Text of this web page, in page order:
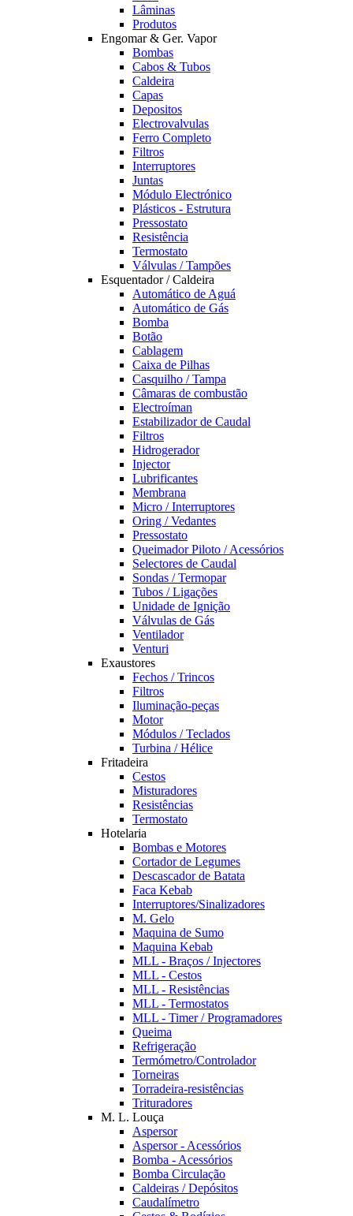
Lâminas
Produtos
Engomar & Ger. Vapor
Bombas
Cabos & Tubos
Caldeira
Capas
Depositos
Electrovalvulas
Ferro Completo
Filtros
Interruptores
Juntas
Módulo Electrónico
Plásticos - Estrutura
Pressostato
Resistência
Termostato
Válvulas / Tampões
Esquentador / Caldeira
Automático de Aguá
Automático de Gás
Bomba
Botão
Cablagem
Caixa de Pilhas
Casquilho / Tampa
Câmaras de combustão
Electroíman
Estabilizador de Caudal
Filtros
Hidrogerador
Injector
Lubrificantes
Membrana
Micro / Interruptores
Oring / Vedantes
Pressostato
Queimador Piloto / Acessórios
Selectores de Caudal
Sondas / Termopar
Tubos / Ligações
Unidade de Ignição
Válvulas de Gás
Ventilador
Venturi
Exaustores
Fechos / Trincos
Filtros
Iluminação-peças
Motor
Módulos / Teclados
Turbina / Hélice
Fritadeira
Cestos
Misturadores
Resistências
Termostato
Hotelaria
Bombas e Motores
Cortador de Legumes
Descascador de Batata
Faca Kebab
Interruptores/Sinalizadores
M. Gelo
Maquina de Sumo
Maquina Kebab
MLL - Braços / Injectores
MLL - Cestos
MLL - Resistências
MLL - Termostatos
MLL - Timer / Programadores
Queima
Refrigeração
Termómetro/Controlador
Torneiras
Torradeira-resistências
Trituradores
M. L. Louça
Aspersor
Aspersor - Acessórios
Bomba - Acessórios
Bomba Circulação
Caldeiras / Depósitos
Caudalímetro